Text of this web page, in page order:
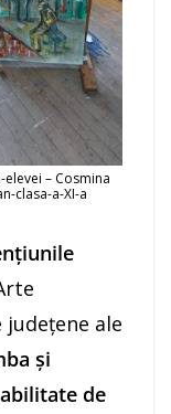
elevei – Cosmina
clasa-a-XI-a
județene ale
și
de